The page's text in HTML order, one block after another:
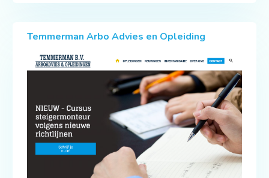
Temmerman Arbo Advies en Opleiding